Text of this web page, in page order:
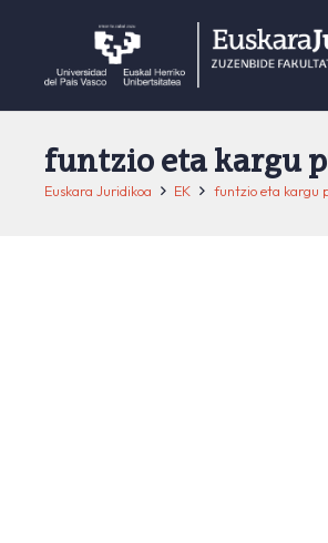
funtzio eta kargu
Euskara Juridikoa EK funtzio eta kargu